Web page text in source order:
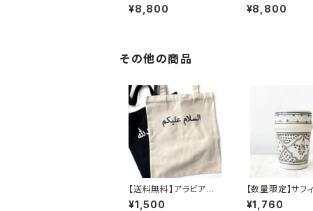
¥8,800 ¥8,800
その他の商品
【送料無料】アラビア語
トートバッグ
¥1,500
【数量限定】サフ
コップ
¥1,760